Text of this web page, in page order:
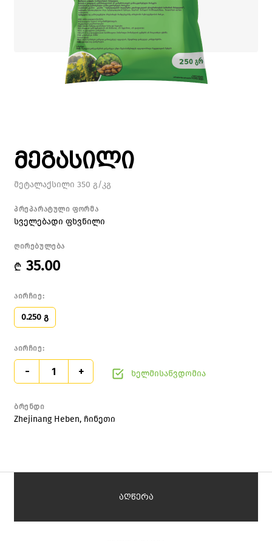
მეგასილი
მეტალაქსილი 350 გ/კგ
პრეპარატული ფორმა
სველებადი ფხვნილი
ღირებულება
₾ 35.00
აირჩიე:
0.250 გ
აირჩიე:
- + ხელმისაწვდომია
ბრენდი
Zhejinang Heben, ჩინეთი
აღწერა